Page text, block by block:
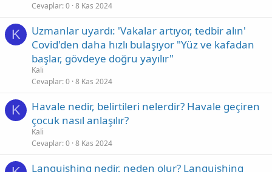
Cevaplar 0 8 Kas 2024
K
Uzmanlar uyardı: 'Vakalar artıyor, tedbir alın'
Covid'den daha hızlı bulaşıyor "Yüz ve kafadan
başlar, gövdeye doğru yayılır"
Kali
Cevaplar 0 8 Kas 2024
K
Havale nedir, belirtileri nelerdir? Havale geçiren
çocuk nasıl anlaşılır?
Kali
Cevaplar 0 8 Kas 2024
Languishing nedir, neden olur? Languishing